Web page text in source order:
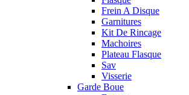
Frein A Disque
Garnitures
Kit De Rincage
Machoires
Plateau Flasque
Sav
Visserie
Garde Boue